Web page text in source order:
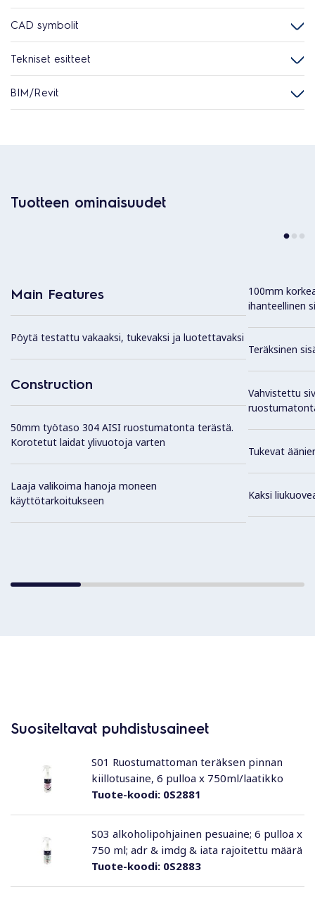
CAD symbolit
Tekniset esitteet
BIM/Revit
Tuotteen ominaisuudet
Main Features
Pöytä testattu vakaaksi, tukevaksi ja luotettavaksi
Construction
50mm työtaso 304 AISI ruostumatonta terästä.
Korotetut laidat ylivuotoja varten
Laaja valikoima hanoja moneen
käyttötarkoitukseen
100mm
ihanteellinen
Teräksinen
Vahvistettu
Tukevat
Kaksi
Suositeltavat puhdistusaineet
Tuote-koodi:0S2881
S01 Ruostumattoman teräksen pinnan
kiillotusaine, 6 pulloa x 750ml/laatikko
Tuote-koodi:0S2883
S03 alkoholipohjainen pesuaine; 6 pulloa x
750 ml; adr & imdg & iata rajoitettu määrä